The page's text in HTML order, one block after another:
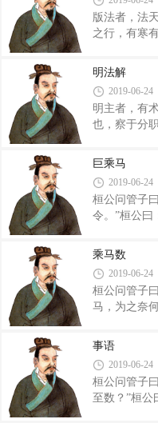
爱之说，则
无并兼攘夺
士不厚禄，
求地而予之
彼以教士，
版法者，法
之行，有寒
生于左，秋
事，文也；
右，圣人法
持不可以不
不尽理，事
疏远微贱者
天植。” 天
明法解
2019-06-24
明主者，有
也，察于分
职，竟内明
曰：“所谓
以一民使下
废而私行，
此则主弱而
势，则群臣
主也，以畏
巨乘马
2019-06-24
桓公问管子
令。”桓公曰
春事二十五
释，七十〔
秇稷，故春
之众皆作。
之内阻弃之
繇，十万亩
是春失其地
乘马数
2019-06-24
桓公问管子
马，为之奈
以时行？”管
阖皆在上，
分之间而用
用二不足则
足则加四焉
事语
2019-06-24
桓公问管子
至数？”桓公